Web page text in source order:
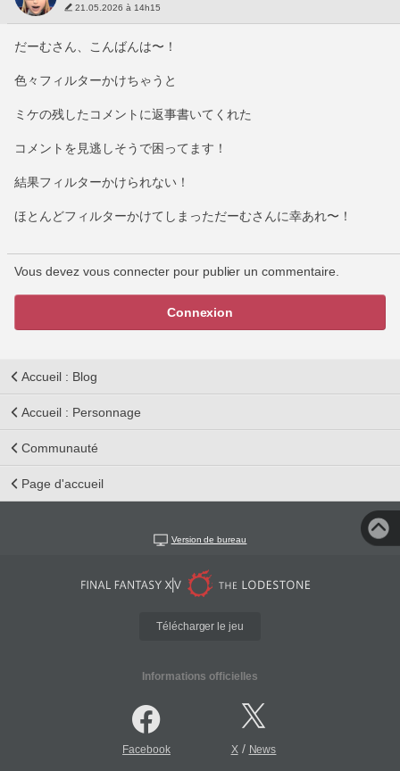
21.05.2026 à 14h15
だーむさん、こんばんは〜！
色々フィルターかけちゃうと
ミケの残したコメントに返事書いてくれた
コメントを見逃しそうで困ってます！
結果フィルターかけられない！
ほとんどフィルターかけてしまっただーむさんに幸あれ〜！
Vous devez vous connecter pour publier un commentaire.
Connexion
Accueil : Blog
Accueil : Personnage
Communauté
Page d'accueil
Version de bureau
Télécharger le jeu
Informations officielles
Facebook X/ News